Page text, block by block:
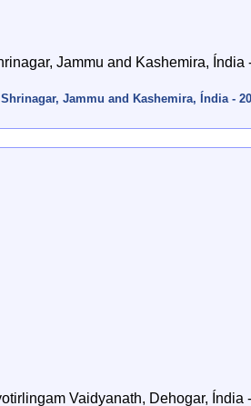
Shrinagar, Jammu and Kashemira, Índia -